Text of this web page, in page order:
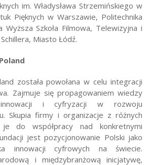
im. Władysława Strzemińskiego w
Pięknych w Warszawie, Politechnika
Wyższa Szkoła Filmowa, Telewizyjna i
Miasto Łódź.
została powołana w celu integracji
Zajmuje się propagowaniem wiedzy
i cyfryzacji w rozwoju
Skupia firmy i organizacje z różnych
je do współpracy nad konkretnymi
jest pozycjonowanie Polski jako
innowacji cyfrowych na świecie.
i międzybranżową inicjatywę,